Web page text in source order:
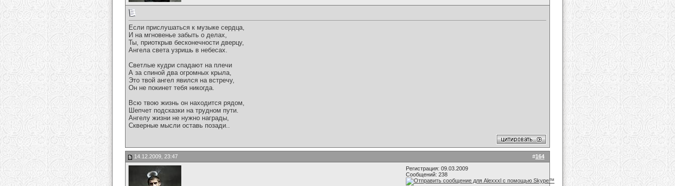
Если прислушаться к музыке сердца,
И на мгновенье забыть о делах,
Ты, приоткрыв бесконечности дверцу,
Ангела света узришь в небесах.
Светлые кудри спадают на плечи
А за спиной два огромных крыла,
Это твой ангел явился на встречу,
Он не покинет тебя никогда.
Всю твою жизнь он находится рядом,
Шепчет подсказки на трудном пути.
Ангелу жизни не нужно награды,
Скверные мысли оставь позади..
#164
14.12.2009, 23:47
Регистрация: 09.03.2009
Сообщений: 238